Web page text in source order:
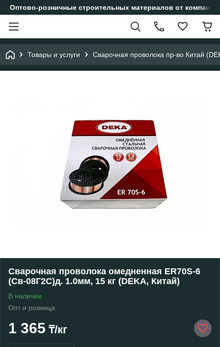
Оптово-розничные строительных материалов от
Товары и услуги Сварочная проволока пр-во Китай
Сварочная проволока омедненная ER70S-6
(Св-08Г2С)д. 1.0мм, 15 кг (DEKA, Китай)
В наличии
Опт и розница
1 365 ₸/кг